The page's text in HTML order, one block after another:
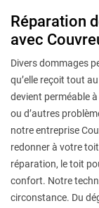
Réparation
avec
Divers dommages
qu’elle reçoit tout
devient perméable à
ou d’autres
notre entreprise
redonner à votre
réparation, le toit
confort. Notre
circonstance. Du